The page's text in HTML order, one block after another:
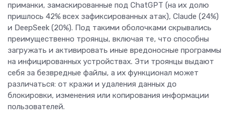
приманки, замаскированные под ChatGPT (на их долю
пришлось 42% всех зафиксированных атак), Claude (24%)
и DeepSeek (20%). Под такими оболочками скрывались
преимущественно троянцы, включая те, что способны
загружать и активировать иные вредоносные программы
на инфицированных устройствах. Эти троянцы выдают
себя за безвредные файлы, а их функционал может
различаться: от кражи и удаления данных до
блокировки, изменения или копирования информации
пользователей.